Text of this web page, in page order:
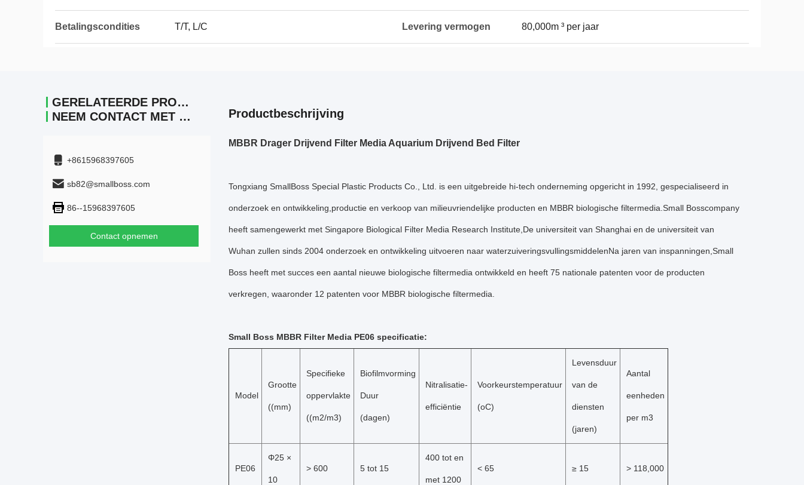
Betalingscondities T/T, L/C Levering vermogen 80,000m ³ per jaar
GERELATEERDE PRODUCTEN
NEEM CONTACT MET ONS OP.
+8615968397605
sb82@smallboss.com
86--15968397605
Contact opnemen
Productbeschrijving
MBBR Drager Drijvend Filter Media Aquarium Drijvend Bed Filter
Tongxiang SmallBoss Special Plastic Products Co., Ltd. is een uitgebreide hi-tech onderneming opgericht in 1992, gespecialiseerd in
onderzoek en ontwikkeling,productie en verkoop van milieuvriendelijke producten en MBBR biologische filtermedia.Small Bosscompany
heeft samengewerkt met Singapore Biological Filter Media Research Institute,De universiteit van Shanghai en de universiteit van
Wuhan zullen sinds 2004 onderzoek en ontwikkeling uitvoeren naar waterzuiveringsvullingsmiddelenNa jaren van inspanningen,Small
Boss heeft met succes een aantal nieuwe biologische filtermedia ontwikkeld en heeft 75 nationale patenten voor de producten
verkregen, waaronder 12 patenten voor MBBR biologische filtermedia.
Small Boss MBBR Filter Media PE06 specificatie:
Model
Grootte
((mm)
Specifieke
oppervlakte
((m2/m3)
Biofilmvorming
Duur
(dagen)
Nitralisatie-
efficiëntie
Voorkeurstemperatuur
(oC)
Levensduur
van de
diensten
(jaren)
Aantal
eenheden
per m3
PE06
Φ25 ×
10
> 600 5 tot 15
400 tot en
met 1200
< 65 ≥ 15 > 118,000